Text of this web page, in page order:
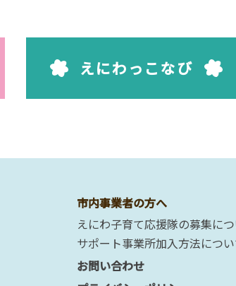
えにわっこなび
市内事業者の方へ
えにわ子育て応援隊の募集に
サポート事業所加入方法につ
お問い合わせ